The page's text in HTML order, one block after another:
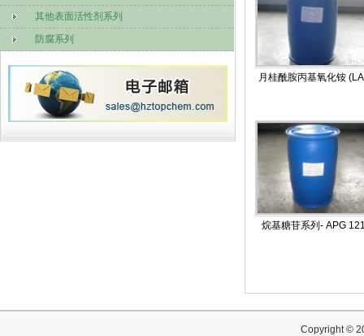
其他表面活性剂系列
防腐系列
月桂酰胺丙基氧化铵
烷基糖苷系列- APG
Copyright ©